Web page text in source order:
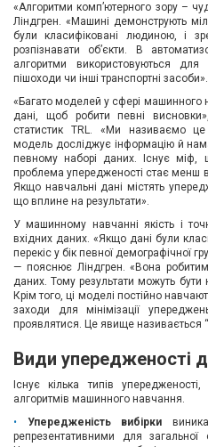
«Алгоритми комп’ютерного зору –
Ліндгрен. «Машині демонструють
були класифіковані людиною, і
розпізнавати об’єкти. В
алгоритми використовуються для
пішоходи чи інші транспортні засоби».
«Багато моделей у сфері машинного
дані, щоб робити певні
статистик TRL. «Ми називаємо
модель досліджує інформацію й
певному наборі даних. Існує міф,
проблема упередженості стає менш
Якщо навчальні дані містять
що вплине на результати».
У машинному навчанні якість і
вхідних даних. «Якщо дані були
перекіс у бік певної демографічної
— пояснює Ліндгрен. «Вона
даних. Тому результати можуть
Крім того, ці моделі постійно
заходи для мінімізації
проявлятися. Це явище називається
Види упередженості
Існує кілька типів
алгоритмів машинного навчання.
Упередженість вибірки
репрезентативними для загальної